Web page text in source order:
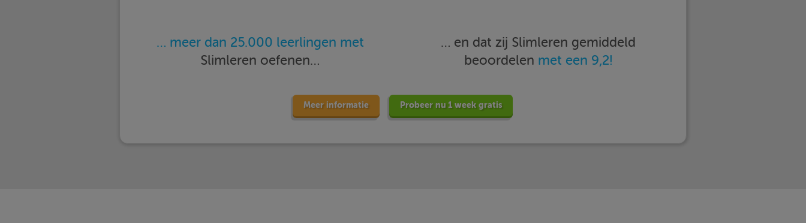
… meer dan 25.000 leerlingen met
Slimleren oefenen…
… en dat zij Slimleren gemiddeld
beoordelen met een 9,2!
Meer informatie Probeer nu 1 week gratis